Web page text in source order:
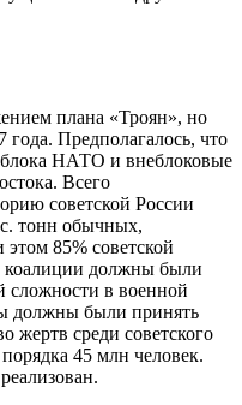
плана «Троян», но
года. Предполагалось, что
НАТО и внеблоковые
Всего
советской России
тонн обычных,
85% советской
должны были
сложности в военной
должны были принять
жертв среди советского
45 млн человек.